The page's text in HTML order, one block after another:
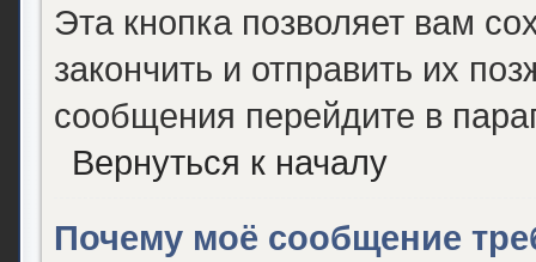
Эта кнопка позволяет вам
закончить и отправить их
сообщения перейдите в
Вернуться к началу
Почему моё сообщение